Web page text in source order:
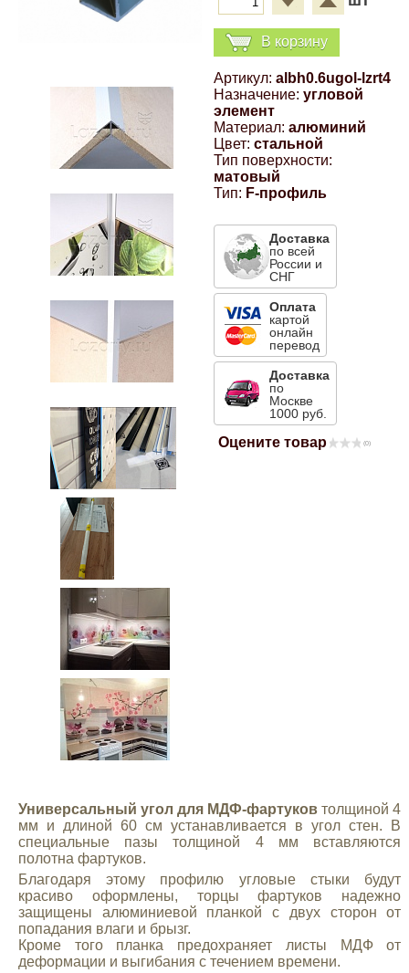
В корзину
Артикул: albh0.6ugol-lzrt4
Назначение: угловой
элемент
Материал: алюминий
Цвет: стальной
Тип поверхности:
матовый
Тип: F-профиль
Доставка
по всей
России и
СНГ
Оплата
картой
онлайн
перевод
Доставка
по
Москве
1000 руб.
Оцените товар (0)
Универсальный угол для МДФ-фартуковтолщиной 4
мм и длиной 60 см устанавливается в угол стен. В
специальные пазы толщиной 4 мм вставляются
полотна фартуков.
Благодаря этому профилю угловые стыки будут
красиво оформлены, торцы фартуков надежно
защищены алюминиевой планкой с двух сторон от
попадания влаги и брызг.
Кроме того планка предохраняет листы МДФ от
деформации и выгибания с течением времени.
Компрессионные фитинги Poliext
Lexus
Mercedes-Benz
Mitsubishi
Renault
Volkswagen
Шпатлевки, штукатурки
Эмали универсальные акриловые
Грунтовки, защитные лаки
Магнитные панели на холодильник